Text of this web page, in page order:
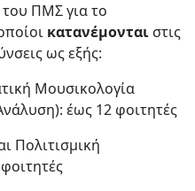
του ΠΜΣ για το
κατανέμονται στις
ως εξής:
Μουσικολογία
έως 12 φοιτητές
Πολιτισμική